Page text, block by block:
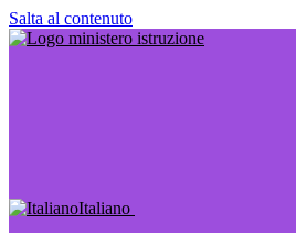
Salta al contenuto
Italiano